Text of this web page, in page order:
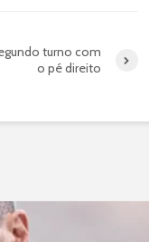
turno com
o pé direito